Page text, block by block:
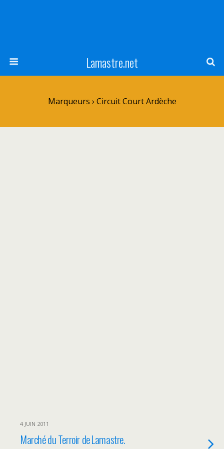
Lamastre.net
Marqueurs › Circuit Court Ardèche
4 JUIN 2011
Marché du Terroir de Lamastre.